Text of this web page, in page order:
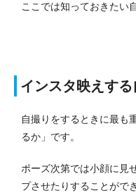
ここでは知っておきたい
インスタ映えす
自撮りをするときに最も
るか」です。
ポーズ次第では小顔に見
プさせたりすることがで